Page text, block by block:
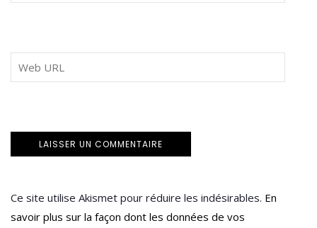
Ce site utilise Akismet pour réduire les indésirables. En
savoir plus sur la façon dont les données de vos